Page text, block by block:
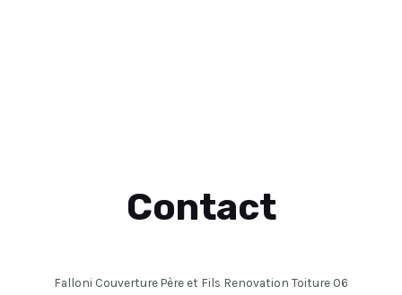
Contact
Falloni Couverture Père et Fils Renovation Toiture 06